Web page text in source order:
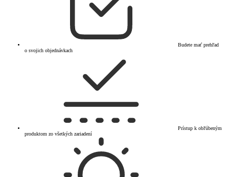
Budete mať prehľad
o svojich objednávkach
Prístup k obľúbeným
produktom zo všetkých zariadení